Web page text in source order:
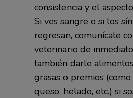
consistencia y el
Si ves sangre o si los
regresan, comunícate
veterinario de
también darle
grasas o premios (como
queso, helado, etc.) si